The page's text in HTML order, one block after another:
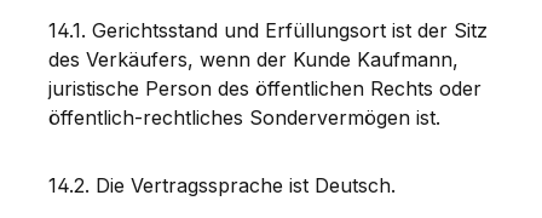
14.1. Gerichtsstand und Erfüllungsort ist der Sitz
des Verkäufers, wenn der Kunde Kaufmann,
juristische Person des öffentlichen Rechts oder
öffentlich-rechtliches Sondervermögen ist.
14.2. Die Vertragssprache ist Deutsch.